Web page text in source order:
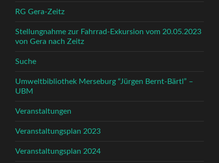
RG Gera-Zeitz
Stellungnahme zur Fahrrad-Exkursion vom 20.05.2023
von Gera nach Zeitz
Suche
Umweltbibliothek Merseburg “Jürgen Bernt-Bärtl” –
UBM
Veranstaltungen
Veranstaltungsplan 2023
Veranstaltungsplan 2024